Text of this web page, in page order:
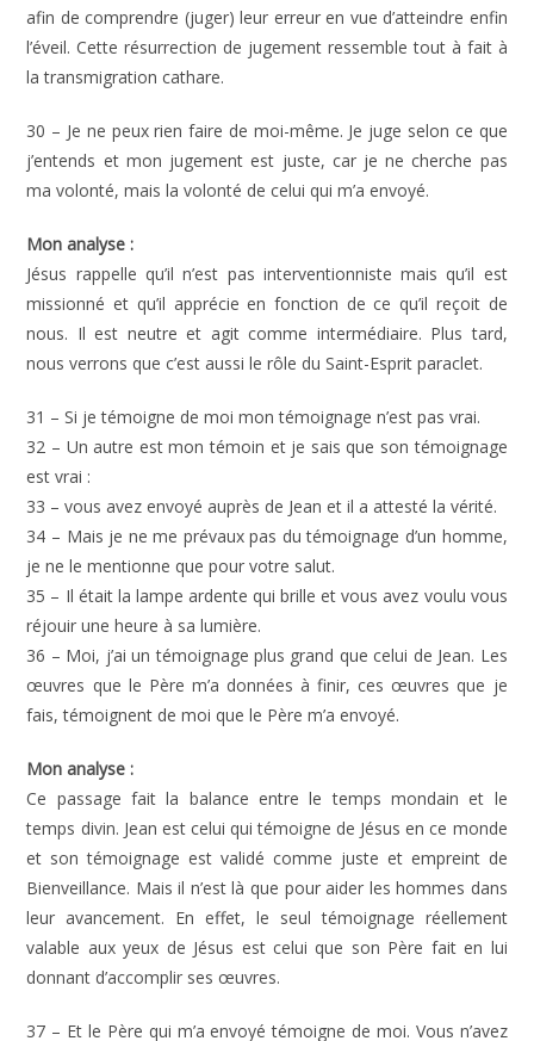
afin de comprendre (juger) leur erreur en vue d’atteindre enfin
l’éveil. Cette résurrection de jugement ressemble tout à fait à
la transmigration cathare.
30 – Je ne peux rien faire de moi-même. Je juge selon ce que
j’entends et mon jugement est juste, car je ne cherche pas
ma volonté, mais la volonté de celui qui m’a envoyé.
Mon analyse :
Jésus rappelle qu’il n’est pas interventionniste mais qu’il est
missionné et qu’il apprécie en fonction de ce qu’il reçoit de
nous. Il est neutre et agit comme intermédiaire. Plus tard,
nous verrons que c’est aussi le rôle du Saint-Esprit paraclet.
31 – Si je témoigne de moi mon témoignage n’est pas vrai.
32 – Un autre est mon témoin et je sais que son témoignage
est vrai :
33 – vous avez envoyé auprès de Jean et il a attesté la vérité.
34 – Mais je ne me prévaux pas du témoignage d’un homme,
je ne le mentionne que pour votre salut.
35 – Il était la lampe ardente qui brille et vous avez voulu vous
réjouir une heure à sa lumière.
36 – Moi, j’ai un témoignage plus grand que celui de Jean. Les
œuvres que le Père m’a données à finir, ces œuvres que je
fais, témoignent de moi que le Père m’a envoyé.
Mon analyse :
Ce passage fait la balance entre le temps mondain et le
temps divin. Jean est celui qui témoigne de Jésus en ce monde
et son témoignage est validé comme juste et empreint de
Bienveillance. Mais il n’est là que pour aider les hommes dans
leur avancement. En effet, le seul témoignage réellement
valable aux yeux de Jésus est celui que son Père fait en lui
donnant d’accomplir ses œuvres.
37 – Et le Père qui m’a envoyé témoigne de moi. Vous n’avez